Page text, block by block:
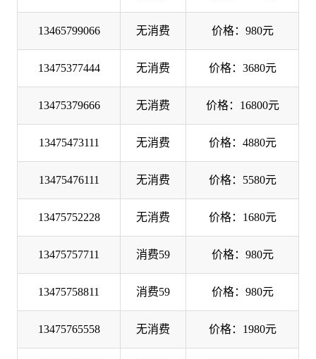
13465799066 无消费 价格：980元
13475377444 无消费 价格：3680元
13475379666 无消费 价格：16800元
13475473111 无消费 价格：4880元
13475476111 无消费 价格：5580元
13475752228 无消费 价格：1680元
13475757711 消费59 价格：980元
13475758811 消费59 价格：980元
13475765558 无消费 价格：1980元